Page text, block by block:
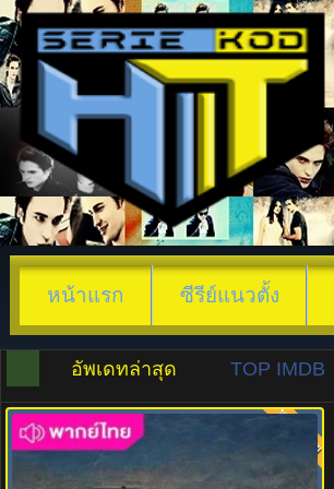
หน้าแรก ซีรีย์แนวตั้ง
อัพเดทล่าสุด TOP IMDB
8.0 พากย์ไทย